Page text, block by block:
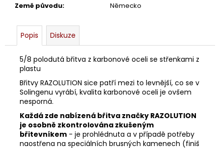
Země původu: Německo
Popis Diskuze
5/8 polodutá břitva z karbonové oceli se střenkami z
plastu
Břitvy RAZOLUTION sice patří mezi to levnější, co se v
Solingenu vyrábí, kvalita karbonové oceli je ovšem
nesporná.
Každá zde nabízená břitva značky RAZOLUTION
je osobně zkontrolována zkušeným
břitevníkem - je prohlédnuta a v případě potřeby
naostřena na speciálních brusných kamenech (finiš
5/8
DOVO
PRIMA
380
Kč